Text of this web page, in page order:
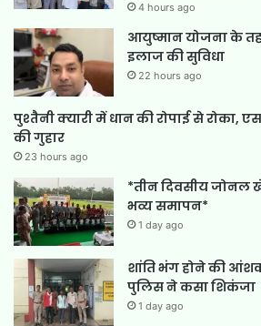
4 hours ago
आयुष्मान योजना के
इलाज की सुविधा
22 hours ago
पुश्तैनी क्यारी में धान की रोपाई से रोका,
की गुहार
23 hours ago
*तीन दिवसीय जोनल
भव्य समापन*
1 day ago
शांति भंग होने की
पुलिस ने कसा शिकंजा
1 day ago